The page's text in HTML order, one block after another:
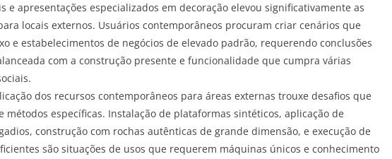
e apresentações especializados em decoração elevou significativamente as
locais externos. Usuários contemporâneos procuram criar cenários que
e estabelecimentos de negócios de elevado padrão, requerendo conclusões
com a construção presente e funcionalidade que cumpra várias
dos recursos contemporâneos para áreas externas trouxe desafios que
específicas. Instalação de plataformas sintéticos, aplicação de
construção com rochas autênticas de grande dimensão, e execução de
são situações de usos que requerem máquinas únicos e conhecimento